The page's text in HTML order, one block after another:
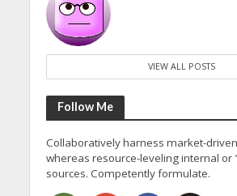
VIEW ALL POSTS
Follow Me
Collaboratively harness market-
whereas resource-leveling internal or
sources. Competently formulate.